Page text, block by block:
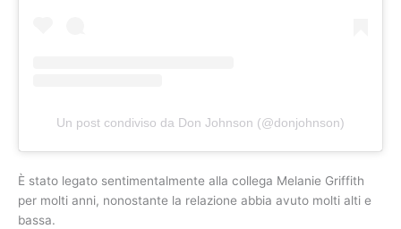
Un post condiviso da Don Johnson (@donjohnson)
È stato legato sentimentalmente alla collega Melanie Griffith
per molti anni, nonostante la relazione abbia avuto molti alti e
bassa.